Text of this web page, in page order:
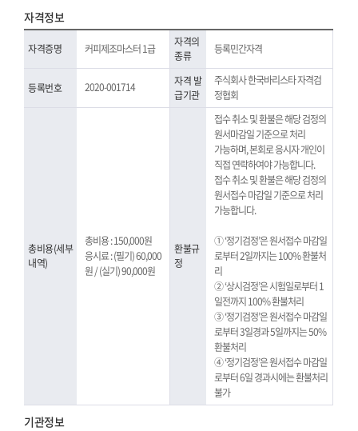
자격정보
자격증명 커피제조마스터 1급
자격의
종류
등록민간자격
등록번호 2020-001714
자격 발
급기관
주식회사 한국바리스타 자격검
정협회
총비용(세부
내역)
총비용 : 150,000원
응시료 : (필기) 60,000
원 / (실기) 90,000원
환불규
정
접수 취소 및 환불은 해당 검정의
원서마감일 기준으로 처리
가능하며, 본회로 응시자 개인이
직접 연락하여야 가능합니다.
접수 취소 및 환불은 해당 검정의
원서접수 마감일 기준으로 처리
가능합니다.
① ‘정기검정’은 원서접수 마감일
로부터 2일까지는 100% 환불처
리
② ‘상시검정’은 시험일로부터 1
일전까지 100% 환불처리
③ ‘정기검정’은 원서접수 마감일
로부터 3일경과 5일까지는 50%
환불처리
④ ‘정기검정’은 원서접수 마감일
로부터 6일 경과시에는 환불처리
불가
기관정보